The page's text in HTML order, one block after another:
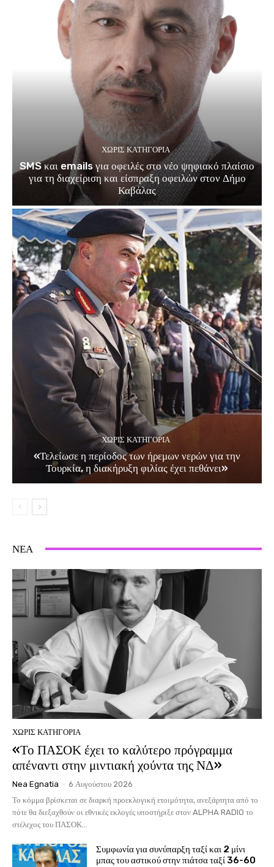
ΧΩΡΊΣ ΚΑΤΗΓΟΡΊΑ
SMS και emails για οφειλές στο νέο ψηφιακό πλαίσιο
για τη διαχείριση και είσπραξη οφειλών στον Δήμο
Καβάλας
ΧΩΡΊΣ ΚΑΤΗΓΟΡΊΑ
«Τελείωσε η περίοδος των ήρεμων νερών για την
Τουρκία, η διακήρυξη φιλίας έχει πεθάνει»
ΝΕΑ
ΧΩΡΊΣ ΚΑΤΗΓΟΡΊΑ
«Το ΠΑΣΟΚ έχει το καλύτερο πρόγραμμα
απέναντι στην μιντιακή χούντα της ΝΔ»
Nea Egnatia - 6 Αυγούστου 2026
Το κόμμα βρίσκεται σε διαρκή προεκλογική ετοιμότητα, ανεξάρτητα από το
πότε θα διεξαχθούν οι εθνικές εκλογές υποστήριξε στον ALPHA RADIO το
στέλεχος του ΠΑΣΟΚ...
Συμφωνία για συνύπαρξη ταξί και 2 μίνι
μπας του αστικού στην πιάτσα ταξί 36-60